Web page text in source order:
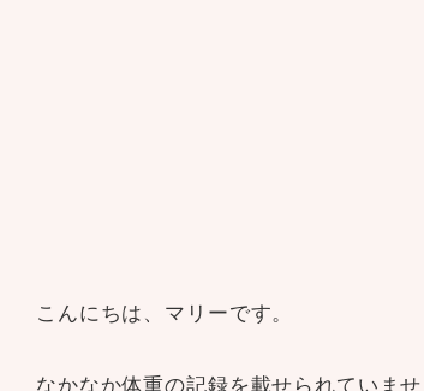
こんにちは、マリーです。
なかなか体重の記録を載せられていま